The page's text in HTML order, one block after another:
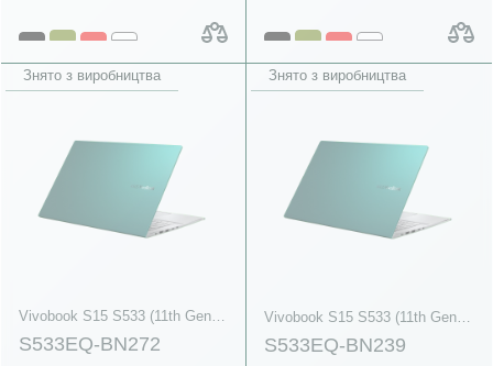
Знято з виробництва
Vivobook S15 S533 (11th Gen Intel)
S533EQ-BN272
Знято з виробництва
Vivobook S15 S533 (11th Gen Intel)
S533EQ-BN239